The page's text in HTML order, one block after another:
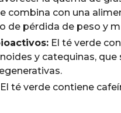
combina con una
de pérdida de peso y
El té verde
y catequinas,
El té verde contiene